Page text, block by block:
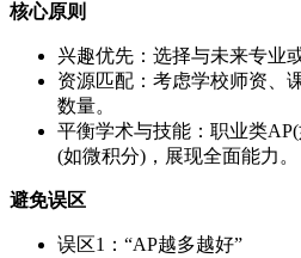
核心原则
兴趣优先：选择与未来专业
资源匹配：考虑学校师资、
数量。
平衡学术与技能：职业类
(如微积分)，展现全面能力。
避免误区
误区1：“AP越多越好”